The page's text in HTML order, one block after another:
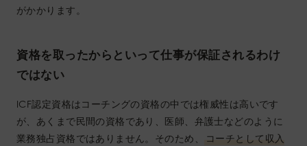
がかかります。
資格を取ったからといって仕事が保証されるわけ
ではない
ICF認定資格はコーチングの資格の中では権威性は高いです
が、あくまで民間の資格であり、医師、弁護士などのように
業務独占資格ではありません。そのため、
コーチとして収入